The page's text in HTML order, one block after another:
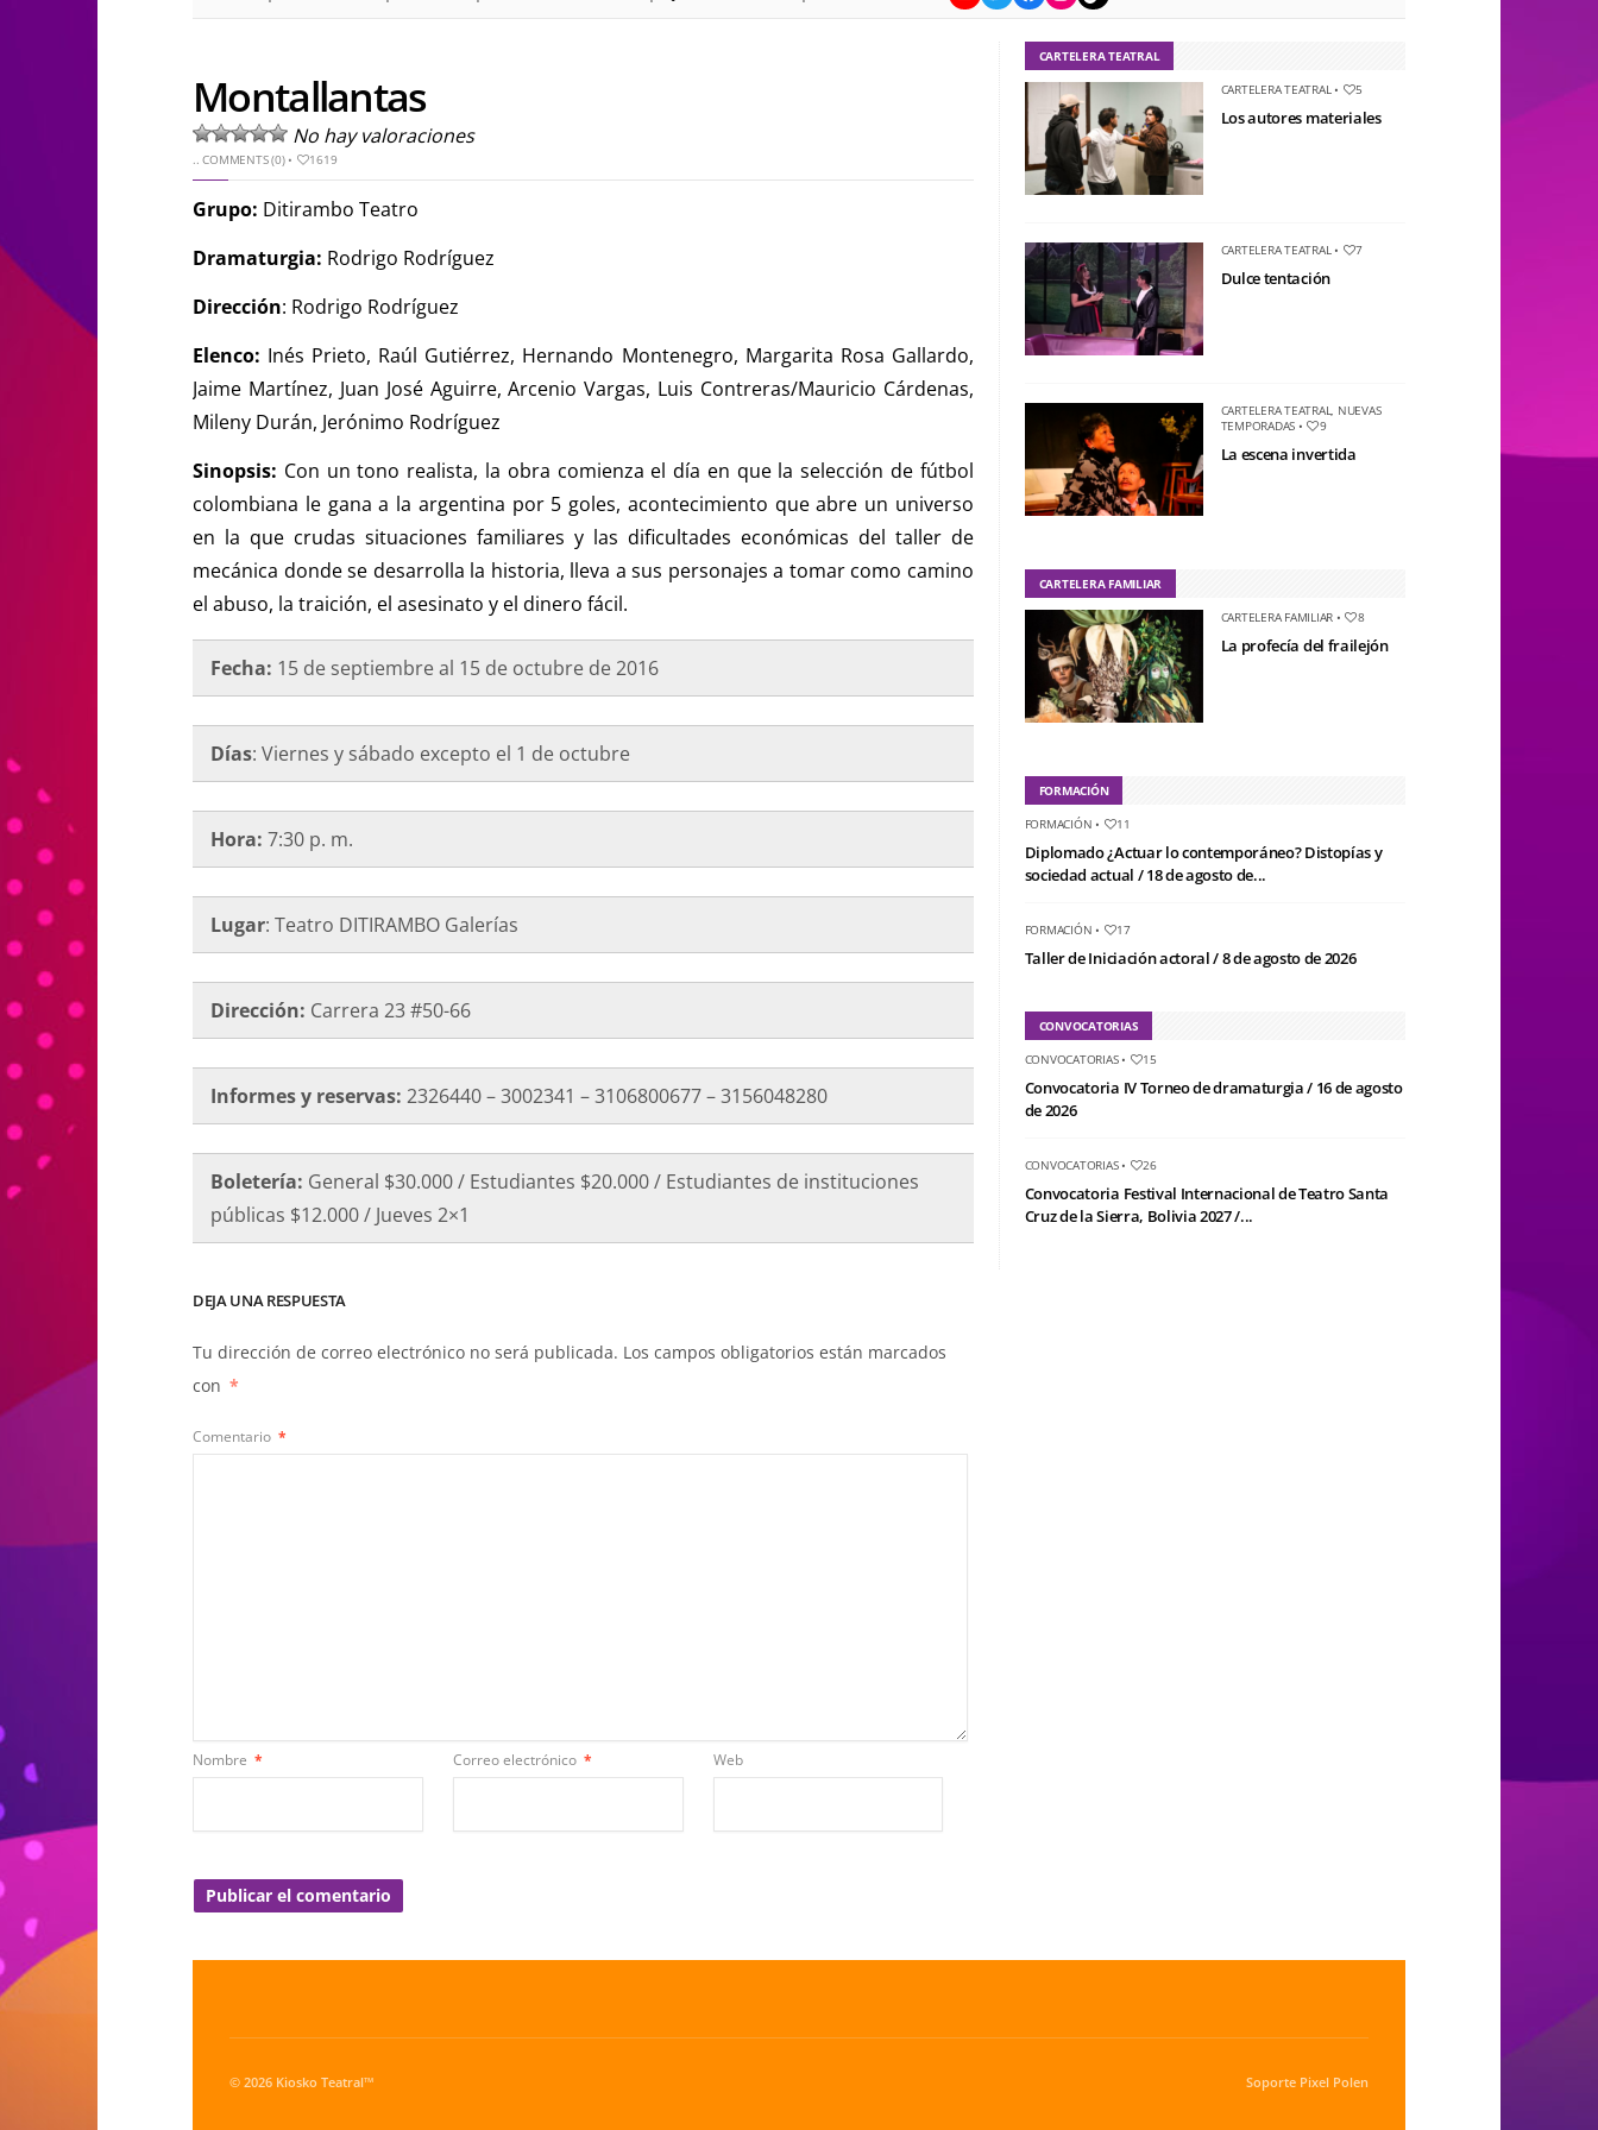
Montallantas
No hay valoraciones
..COMMENTS (0)• 1619
Grupo: Ditirambo Teatro
Dramaturgia: Rodrigo Rodríguez
Dirección: Rodrigo Rodríguez
Elenco: Inés Prieto, Raúl Gutiérrez, Hernando Montenegro, Margarita Rosa Gallardo,
Jaime Martínez, Juan José Aguirre, Arcenio Vargas, Luis Contreras/Mauricio Cárdenas,
Mileny Durán, Jerónimo Rodríguez
Sinopsis: Con un tono realista, la obra comienza el día en que la selección de fútbol
colombiana le gana a la argentina por 5 goles, acontecimiento que abre un universo
en la que crudas situaciones familiares y las dificultades económicas del taller de
mecánica donde se desarrolla la historia, lleva a sus personajes a tomar como camino
el abuso, la traición, el asesinato y el dinero fácil.
Fecha: 15 de septiembre al 15 de octubre de 2016
Días: Viernes y sábado excepto el 1 de octubre
Hora: 7:30 p. m.
Lugar: Teatro DITIRAMBO Galerías
Dirección: Carrera 23 #50-66
Informes y reservas: 2326440 – 3002341 – 3106800677 – 3156048280
Boletería: General $30.000 / Estudiantes $20.000 / Estudiantes de instituciones
públicas $12.000 / Jueves 2×1
DEJA UNA RESPUESTA
Tu dirección de correo electrónico no será publicada. Los campos obligatorios están marcados
con *
Comentario *
Nombre * Correo electrónico * Web
CARTELERA TEATRAL
CARTELERA TEATRAL• 5
Los autores materiales
CARTELERA TEATRAL• 7
Dulce tentación
CARTELERA TEATRAL, NUEVAS
TEMPORADAS • 9
La escena invertida
CARTELERA FAMILIAR
CARTELERA FAMILIAR • 8
La profecía del frailejón
FORMACIÓN
FORMACIÓN • 11
Diplomado ¿Actuar lo contemporáneo? Distopías y
sociedad actual / 18 de agosto de...
FORMACIÓN • 17
Taller de Iniciación actoral / 8 de agosto de 2026
CONVOCATORIAS
CONVOCATORIAS• 15
Convocatoria IV Torneo de dramaturgia / 16 de agosto
de 2026
CONVOCATORIAS• 26
Convocatoria Festival Internacional de Teatro Santa
Cruz de la Sierra, Bolivia 2027 /...
© 2026 Kiosko Teatral™ Soporte Pixel Polen